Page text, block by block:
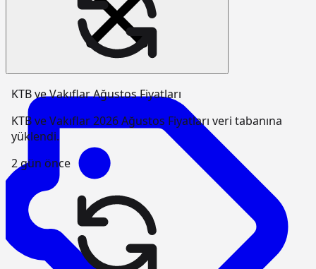
KTB ve Vakıflar Ağustos Fiyatları
KTB ve Vakıflar 2026 Ağustos Fiyatları veri tabanına
yüklendi.
2 gün önce